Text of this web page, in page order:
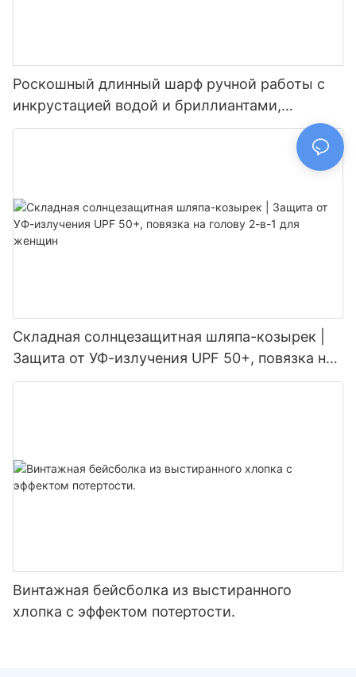
Роскошный длинный шарф ручной работы с
инкрустацией водой и бриллиантами,
однотонный шифоновый шарф с прямым
Складная солнцезащитная шляпа-козырек |
Защита от УФ-излучения UPF 50+, повязка на
голову 2-в-1 для женщин
Винтажная бейсболка из выстиранного
хлопка с эффектом потертости.